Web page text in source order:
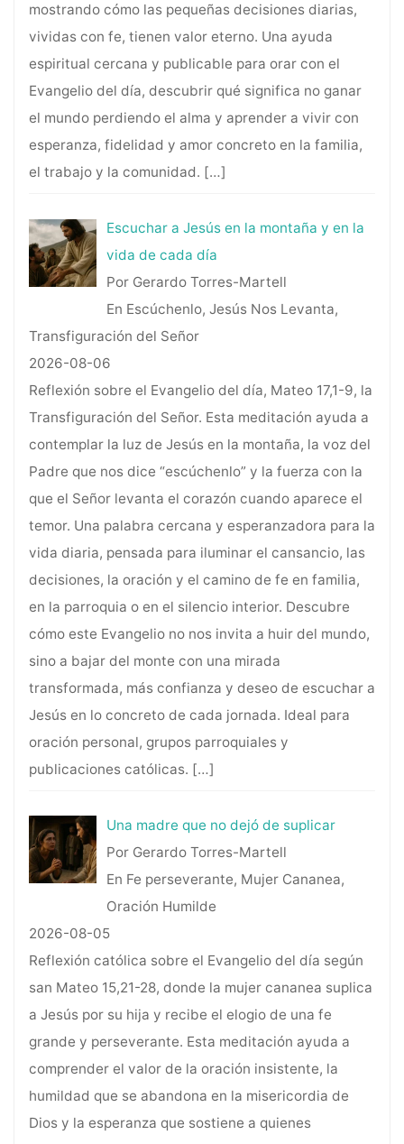
mostrando cómo las pequeñas decisiones diarias,
vividas con fe, tienen valor eterno. Una ayuda
espiritual cercana y publicable para orar con el
Evangelio del día, descubrir qué significa no ganar
el mundo perdiendo el alma y aprender a vivir con
esperanza, fidelidad y amor concreto en la familia,
el trabajo y la comunidad. […]
Escuchar a Jesús en la montaña y en la
vida de cada día
Por Gerardo Torres-Martell
En Escúchenlo, Jesús Nos Levanta,
Transfiguración del Señor
2026-08-06
Reflexión sobre el Evangelio del día, Mateo 17,1-9, la
Transfiguración del Señor. Esta meditación ayuda a
contemplar la luz de Jesús en la montaña, la voz del
Padre que nos dice “escúchenlo” y la fuerza con la
que el Señor levanta el corazón cuando aparece el
temor. Una palabra cercana y esperanzadora para la
vida diaria, pensada para iluminar el cansancio, las
decisiones, la oración y el camino de fe en familia,
en la parroquia o en el silencio interior. Descubre
cómo este Evangelio no nos invita a huir del mundo,
sino a bajar del monte con una mirada
transformada, más confianza y deseo de escuchar a
Jesús en lo concreto de cada jornada. Ideal para
oración personal, grupos parroquiales y
publicaciones católicas. […]
Una madre que no dejó de suplicar
Por Gerardo Torres-Martell
En Fe perseverante, Mujer Cananea,
Oración Humilde
2026-08-05
Reflexión católica sobre el Evangelio del día según
san Mateo 15,21-28, donde la mujer cananea suplica
a Jesús por su hija y recibe el elogio de una fe
grande y perseverante. Esta meditación ayuda a
comprender el valor de la oración insistente, la
humildad que se abandona en la misericordia de
Dios y la esperanza que sostiene a quienes